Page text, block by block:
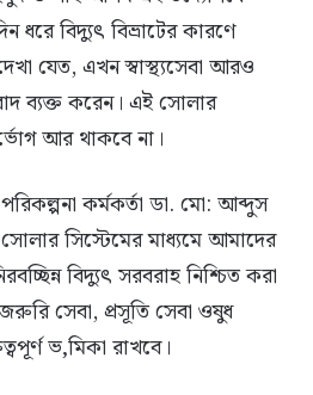
ধরে বিদ্যুৎ বিভ্রাটের কারণে
যেত, এখন স্বাস্থ্যসেবা আরও
ব্যক্ত করেন। এই সোলার
আর থাকবে না।
কর্মকর্তা ডা. মো: আব্দুস
সিস্টেমের মাধ্যমে আমাদের
বিদ্যুৎ সরবরাহ নিশ্চিত করা
সেবা, প্রসূতি সেবা ওষুধ
ভ‚মিকা রাখবে।